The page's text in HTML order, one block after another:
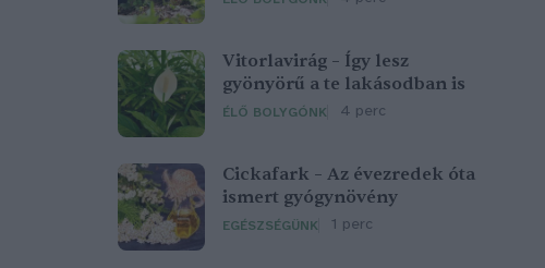
Vitorlavirág – Így lesz
gyönyörű a te lakásodban is
ÉLŐ BOLYGÓNK 4 perc
Cickafark – Az évezredek óta
ismert gyógynövény
EGÉSZSÉGÜNK 1 perc